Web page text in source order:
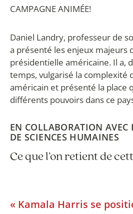
CAMPAGNE ANIMÉE!
Daniel Landry, professeur de
a présenté les enjeux majeurs
présidentielle américaine. Il a,
temps, vulgarisé la complexité
américain et présenté la place
différents pouvoirs dans ce
EN COLLABORATION AVEC
DE SCIENCES HUMAINES
Ce que l’on retient de
« Kamala Harris se